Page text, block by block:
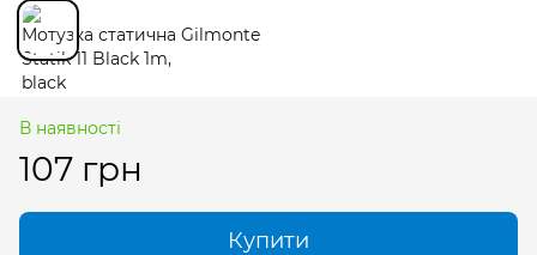
В наявності
107 грн
Купити